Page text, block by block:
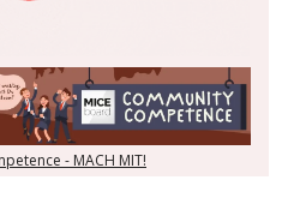
- MACH MIT!